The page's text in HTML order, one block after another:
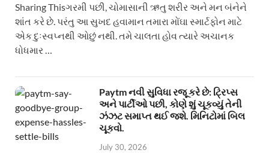
Sharing Thisગરમી પછી, ચોમાસાની ઋતુ શરીર અને મન બંનેને
શાંત કરે છે. પરંતુ આ સુખદ હવામાન તમારા મોંઘા સ્માર્ટફોન માટે
એક દુઃસ્વપ્નથી ઓછું નથી. તમે ચાલતા હોવ ત્યારે અચાનક
ધોધમાર …
Paytm નવી સુવિધા રજૂ કરે છે: ટ્રિપ્સ
અને પાર્ટીઓ પછી, કોણે શું ચૂકવ્યું તેની
ઝંઝટ સમાપ્ત થઈ જશે. મિનિટોમાં બિલ
ચૂકવો.
July 30, 2026